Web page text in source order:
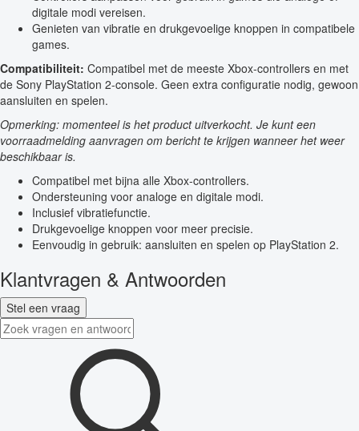
digitale modi vereisen.
Genieten van vibratie en drukgevoelige knoppen in compatibele
games.
Compatibiliteit: Compatibel met de meeste Xbox-controllers en met
de Sony PlayStation 2-console. Geen extra configuratie nodig, gewoon
aansluiten en spelen.
Opmerking: momenteel is het product uitverkocht. Je kunt een
voorraadmelding aanvragen om bericht te krijgen wanneer het weer
beschikbaar is.
Compatibel met bijna alle Xbox-controllers.
Ondersteuning voor analoge en digitale modi.
Inclusief vibratiefunctie.
Drukgevoelige knoppen voor meer precisie.
Eenvoudig in gebruik: aansluiten en spelen op PlayStation 2.
Klantvragen & Antwoorden
Stel een vraag